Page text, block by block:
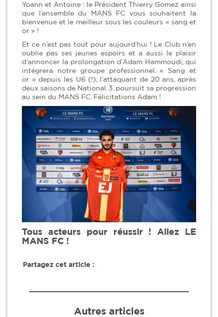
Yoann et Antoine : le Président Thierry Gomez ainsi
que l’ensemble du MANS FC vous souhaitent la
bienvenue et le meilleur sous les couleurs « sang et
or » !
Et ce n’est pas tout pour aujourd’hui ! Le Club n’en
oublie pas ses jeunes espoirs et a aussi le plaisir
d’annoncer la prolongation d’Adam Hammoudi, qui
intégrera notre groupe professionnel. « Sang et
or » depuis les U6 (!), l’attaquant de 20 ans, après
deux saisons de National 3, poursuit sa progression
au sein du MANS FC. Félicitations Adam !
Tous acteurs pour réussir ! Allez LE
MANS FC !
Partagez cet article :
Autres articles